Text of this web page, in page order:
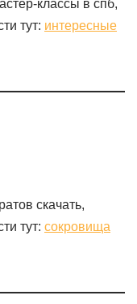
классы в спб,
тут: интересные
скачать,
тут: сокровища